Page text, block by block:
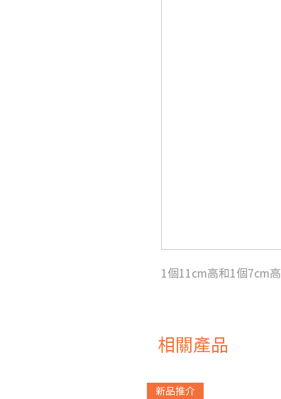
1個11cm高和1個7cm高
相關產品
新品推介